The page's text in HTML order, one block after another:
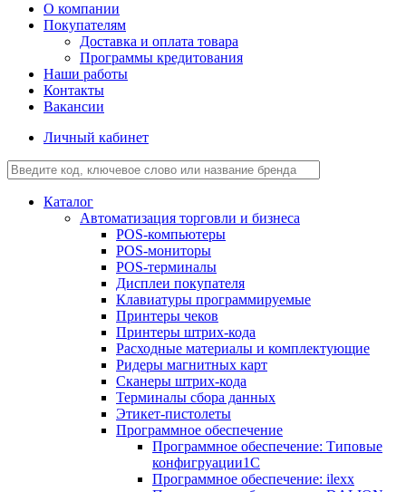
О компании
Покупателям
Доставка и оплата товара
Программы кредитования
Наши работы
Контакты
Вакансии
Личный кабинет
Каталог
Автоматизация торговли и бизнеса
POS-компьютеры
POS-мониторы
POS-терминалы
Дисплеи покупателя
Клавиатуры программируемые
Принтеры чеков
Принтеры штрих-кода
Расходные материалы и комплектующие
Ридеры магнитных карт
Сканеры штрих-кода
Терминалы сбора данных
Этикет-пистолеты
Программное обеспечение
Программное обеспечение: Типовые
конфигруации1С
Программное обеспечение: ilexx